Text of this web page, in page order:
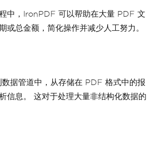
中，IronPDF 可以帮助在大量 PDF 文
或总金额，简化操作并减少人工努力。
据管道中，从存储在 PDF 格式中的报
信息。 这对于处理大量非结构化数据的